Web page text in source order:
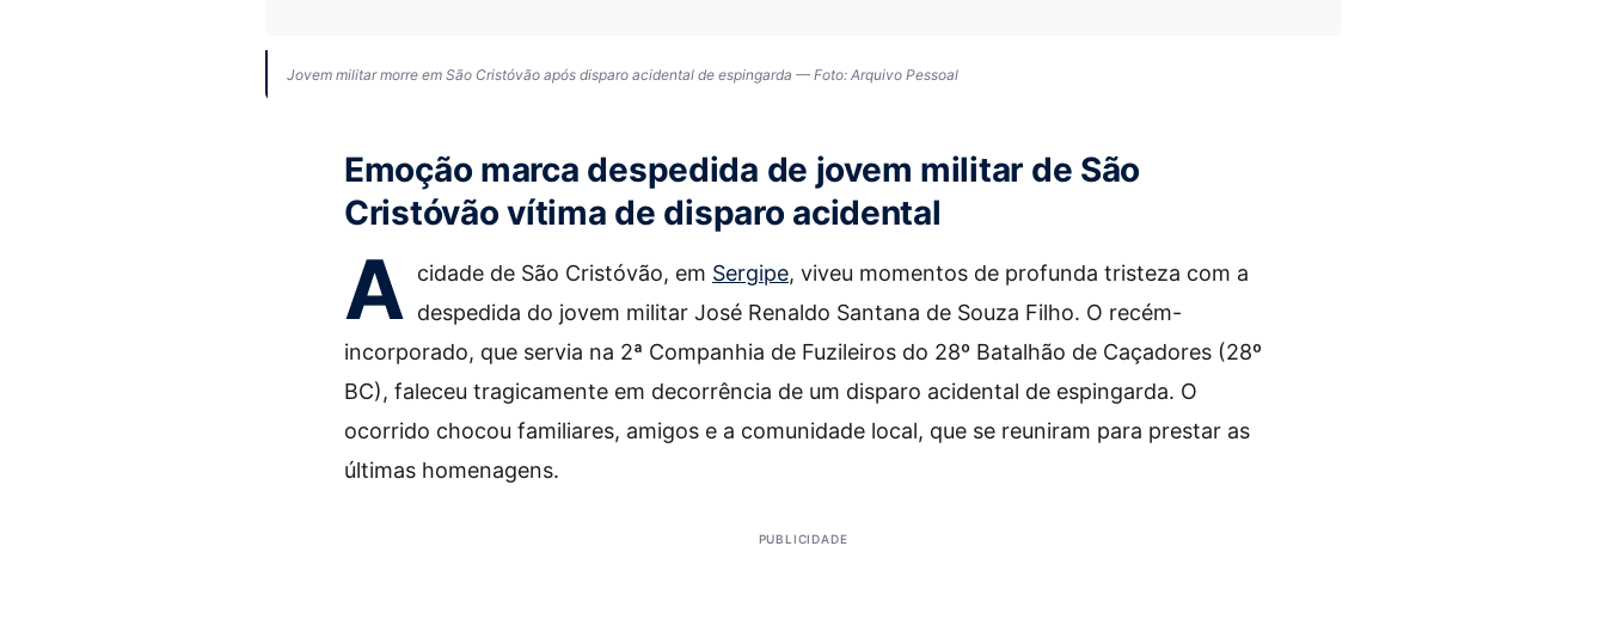
Jovem militar morre em São Cristóvão após disparo acidental de espingarda — Foto: Arquivo Pessoal
Emoção marca despedida de jovem militar de São
Cristóvão vítima de disparo acidental
A cidade de São Cristóvão, em Sergipe, viveu momentos de profunda tristeza com a
despedida do jovem militar José Renaldo Santana de Souza Filho. O recém-
incorporado, que servia na 2ª Companhia de Fuzileiros do 28º Batalhão de Caçadores (28º
BC), faleceu tragicamente em decorrência de um disparo acidental de espingarda. O
ocorrido chocou familiares, amigos e a comunidade local, que se reuniram para prestar as
últimas homenagens.
PUBLICIDADE